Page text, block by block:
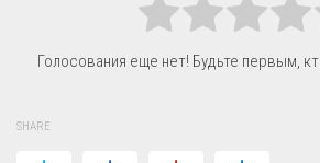
Голосования еще нет! Будьте первым,
SHARE